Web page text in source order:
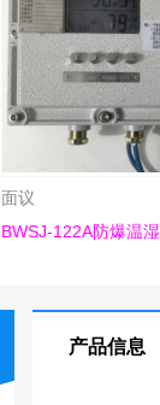
面议
BWSJ-122A防爆温
产品信息